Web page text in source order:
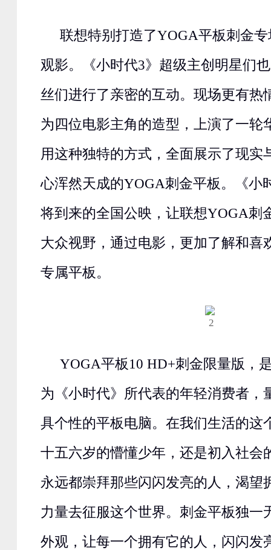
联想特别打造了YOGA平板刺金
观影。《小时代3》超级主创明星们
丝们进行了亲密的互动。现场更有热
为四位电影主角的造型，上演了一轮
用这种独特的方式，全面展示了现实
心浑然天成的YOGA刺金平板。《小
将到来的全国公映，让联想YOGA刺
大众视野，通过电影，更加了解和喜
专属平板。
YOGA平板10 HD+刺金限量版，
为《小时代》所代表的年轻消费者，
具个性的平板电脑。在我们生活的这
十五六岁的懵懂少年，还是初入社会
永远都崇拜那些闪闪发亮的人，渴望
力量去征服这个世界。刺金平板独一
外观，让每一个拥有它的人，闪闪发